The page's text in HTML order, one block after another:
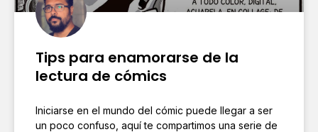
Tips para enamorarse de la
lectura de cómics
Iniciarse en el mundo del cómic puede llegar a ser
un poco confuso, aquí te compartimos una serie de